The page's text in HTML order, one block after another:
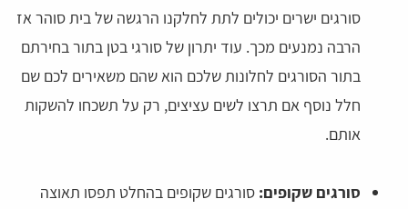
סורגים ישרים יכולים לתת לחלקנו הרגשה של בית סוהר אז
הרבה נמנעים מכך. עוד יתרון של סורגי בטן בתור בחירתם
בתור הסורגים לחלונות שלכם הוא שהם משאירים לכם שם
חלל נוסף אם תרצו לשים עציצים, רק על תשכחו להשקות
אותם.
סורגים שקופים: סורגים שקופים בהחלט תפסו תאוצה